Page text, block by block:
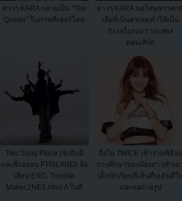
สาวๆ KARA กลายเป็น "The
Queen" ในภาพทีเซอร์ใหม่
สาวๆ KARA ขอโทษชาวคา
เลียที่เป็นสาเหตุทำให้เป็น
กังวลในระหว่างแสดง
คอนเสิร์ต
Two Song Place (ซงอึนอี
และซึงฮยอน FTISLAND) ล้อ
เลียน EXO, Trouble
Maker,2NE1,miss A ในที
จีฮโย TWICE เข้าร่วมพิธีจบ
การศึกษาของน้องสาวทำเอ
เด็กนักเรียนที่เห็นตื่นเต้นดีใจ
และขอถ่ายรูป